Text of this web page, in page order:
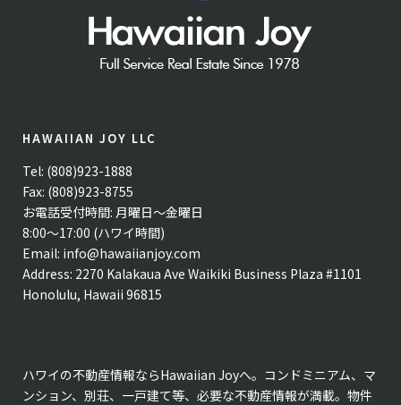
HAWAIIAN JOY LLC
Tel: (808)923-1888
Fax: (808)923-8755
お電話受付時間: 月曜日〜金曜日
8:00〜17:00 (ハワイ時間)
Email: info@hawaiianjoy.com
Address: 2270 Kalakaua Ave Waikiki Business Plaza #1101
Honolulu, Hawaii 96815
ハワイの不動産情報ならHawaiian Joyへ。コンドミニアム、マ
ンション、別荘、一戸建て等、必要な不動産情報が満載。物件